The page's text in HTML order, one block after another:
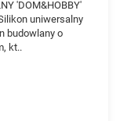
'DOM&HOBBY'
uniwersalny
budowlany o
kt..